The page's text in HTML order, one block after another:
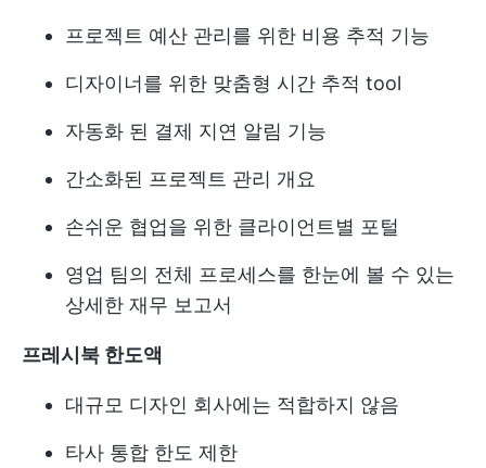
프로젝트 예산 관리를 위한 비용 추적 기능
디자이너를 위한 맞춤형 시간 추적 tool
자동화 된 결제 지연 알림 기능
간소화된 프로젝트 관리 개요
손쉬운 협업을 위한 클라이언트별 포털
영업 팀의 전체 프로세스를 한눈에 볼 수 있는
상세한 재무 보고서
프레시북 한도액
대규모 디자인 회사에는 적합하지 않음
타사 통합 한도 제한